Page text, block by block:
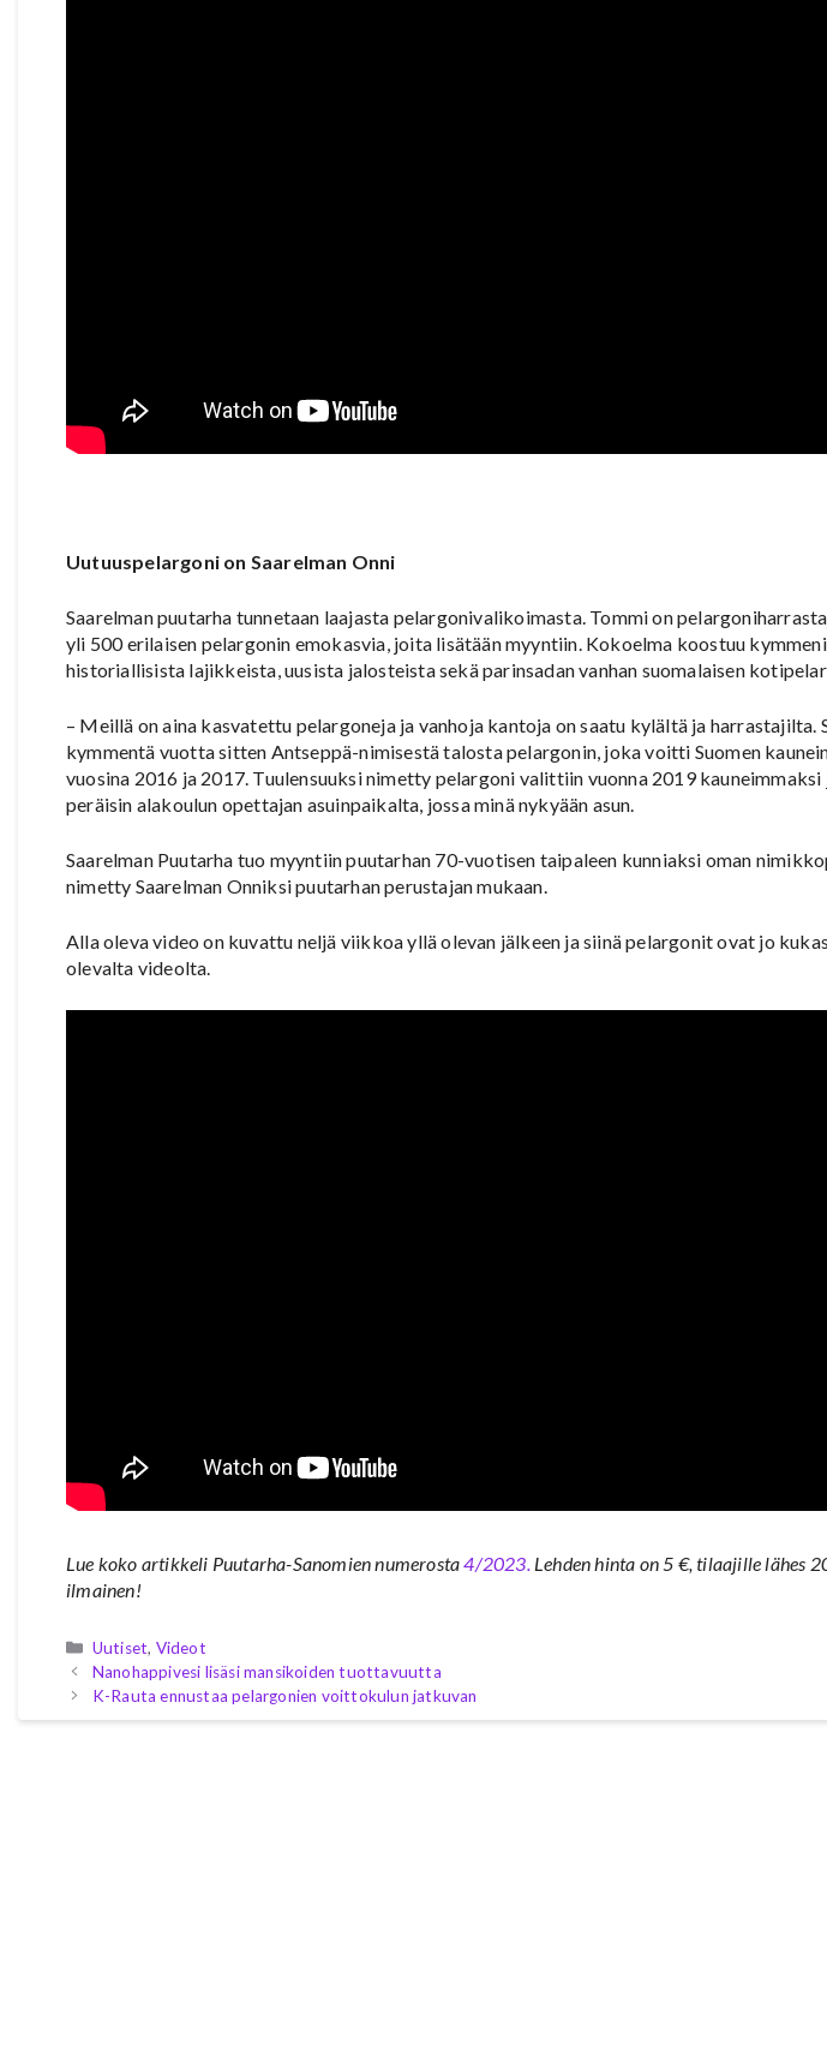
Uutuuspelargoni on Saarelman Onni
Saarelman puutarha tunnetaan laajasta pelargonivalikoimasta. Tommi on
yli 500 erilaisen pelargonin emokasvia, joita lisätään myyntiin. Kokoelma koostuu
historiallisista lajikkeista, uusista jalosteista sekä parinsadan vanhan suomalaisen
– Meillä on aina kasvatettu pelargoneja ja vanhoja kantoja on saatu kylältä ja harrastajilta.
kymmentä vuotta sitten Antseppä-nimisestä talosta pelargonin, joka voitti Suomen
vuosina 2016 ja 2017. Tuulensuuksi nimetty pelargoni valittiin vuonna 2019 kauneimmaksi
peräisin alakoulun opettajan asuinpaikalta, jossa minä nykyään asun.
Saarelman Puutarha tuo myyntiin puutarhan 70-vuotisen taipaleen kunniaksi oman
nimetty Saarelman Onniksi puutarhan perustajan mukaan.
Alla oleva video on kuvattu neljä viikkoa yllä olevan jälkeen ja siinä pelargonit ovat jo
olevalta videolta.
Lue koko artikkeli Puutarha-Sanomien numerosta4/2023. Lehden hinta on 5 €, tilaajille lähes
ilmainen!
Kategoriat
Uutiset, Videot
Nanohappivesi lisäsi mansikoiden tuottavuutta
K-Rauta ennustaa pelargonien voittokulun jatkuvan